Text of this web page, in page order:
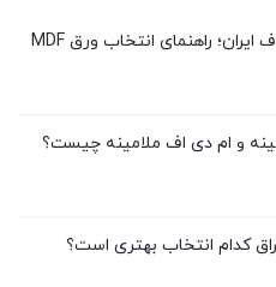
بهترین برندهای ام دی اف ایران؛ راهنمای انتخاب ورق MDF
و ام دی اف ملامینه چیست؟
کدام انتخاب بهتری است؟